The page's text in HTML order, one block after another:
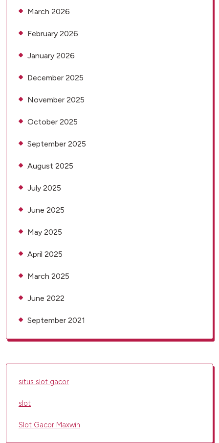
March 2026
February 2026
January 2026
December 2025
November 2025
October 2025
September 2025
August 2025
July 2025
June 2025
May 2025
April 2025
March 2025
June 2022
September 2021
situs slot gacor
slot
Slot Gacor Maxwin